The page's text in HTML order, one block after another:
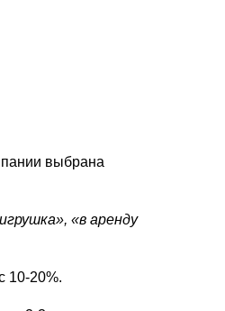
выбрана
«в аренду
10-20%.